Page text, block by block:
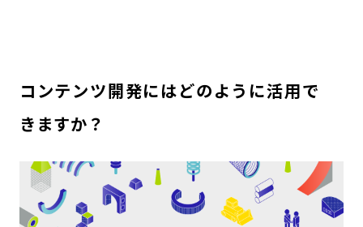
コンテンツ開発にはどのように活用で
きますか？